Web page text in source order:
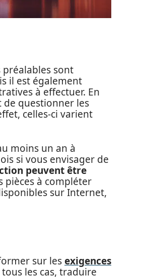
préalables sont
il est également
à effectuer. En
de questionner les
celles-ci varient
moins un an à
si vous envisager de
peuvent être
pièces à compléter
sur Internet,
sur lesexigences
les cas, traduire